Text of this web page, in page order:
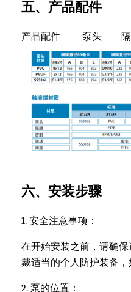
五、产品配件
产品配件 泵头
六、安装步骤
1. 安全注意事项：
在开始安装之前，请确
戴适当的个人防护装备，
2. 泵的位置：